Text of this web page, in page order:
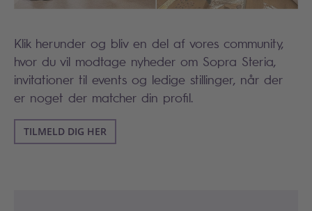
Klik herunder og bliv en del af vores community,
hvor du vil modtage nyheder om Sopra Steria,
invitationer til events og ledige stillinger, når der
er noget der matcher din profil.
TILMELD DIG HER